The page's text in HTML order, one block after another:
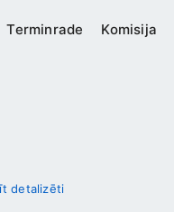
Terminrade Komisija
detalizēti